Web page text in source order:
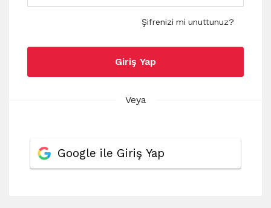
Şifrenizi mi unuttunuz?
Giriş Yap
Veya
Google ile Giriş Yap